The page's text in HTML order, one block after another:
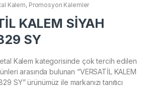
Kalem, Promosyon Kalemler
KALEM SİYAH
SY
Kalem kategorisinde çok tercih edilen
arasında bulunan “VERSATİL KALEM
SY” ürünümüz ile markanızı tanıtıcı